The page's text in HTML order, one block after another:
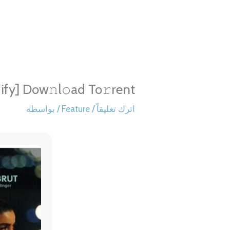
Dow𝚗l𝚘ad To𝚛rent
اترك تعليقاً /
Feature / بواسطة